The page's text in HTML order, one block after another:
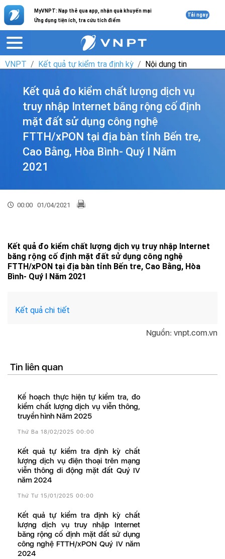
MyVNPT: Nạp thẻ qua app, nhận quà khuyến mại
Ứng dụng tiện ích, tra cứu tích điểm
Tải ngay
VNPT Kết quả tự kiểm tra định kỳ Nội dung tin
Kết quả đo kiểm chất lượng dịch vụ
truy nhập Internet băng rộng cố định
mặt đất sử dụng công nghệ
FTTH/xPON tại địa bàn tỉnh Bến tre,
Cao Bằng, Hòa Bình- Quý I Năm
2021
00:00 01/04/2021
Kết quả đo kiểm chất lượng dịch vụ truy nhập Internet
băng rộng cố định mặt đất sử dụng công nghệ
FTTH/xPON tại địa bàn tỉnh Bến tre, Cao Bằng, Hòa
Bình- Quý I Năm 2021
Kết quả chi tiết
Nguồn: vnpt.com.vn
Tin liên quan
Kế hoạch thực hiện tự kiểm tra, đo
kiểm chất lượng dịch vụ viễn thông,
truyền hình Năm 2025
Thứ Ba 18/02/2025 00:00
Kết quả tự kiểm tra định kỳ chất
lượng dịch vụ điện thoại trên mạng
viễn thông di động mặt đất Quý IV
năm 2024
Thứ Tư 15/01/2025 00:00
Kết quả tự kiểm tra định kỳ chất
lượng dịch vụ truy nhập Internet
băng rộng cố định mặt đất sử dụng
công nghệ FTTH/xPON Quý IV năm
2024